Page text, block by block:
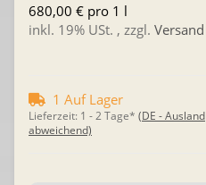
680,00 € pro 1 l
inkl. 19% USt. , zzgl. Versand
1 Auf Lager
Lieferzeit: 1 - 2 Tage* (DE - Ausland
abweichend)